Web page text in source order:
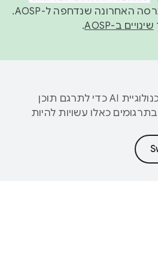
manifest תמיד יפנה לגרסה האחרונה שנדחפה ל-AOSP.
שינויים ב-AOSP .
‫Google משתמשת בטכנולוגיית AI כדי לתרגם תוכן
כאלו עשויות להיות